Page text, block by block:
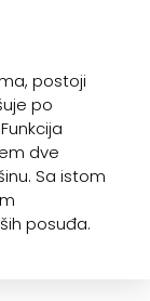
postoji
po
dve
Sa istom
posuđa.